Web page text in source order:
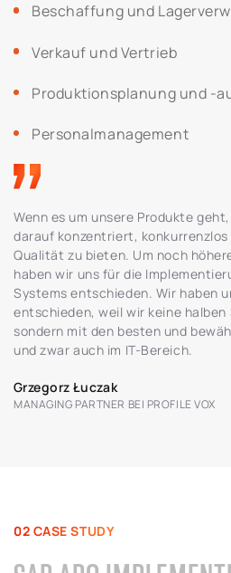
Beschaffung und
Verkauf und Vertrieb
Produktionsplanung und -
Personalmanagement
Wenn es um unsere Produkte
darauf konzentriert,
Qualität zu bieten. Um noch
haben wir uns für die
Systems entschieden. Wir haben
entschieden, weil wir keine halben
sondern mit den besten und
und zwar auch im IT-Bereich.
Grzegorz Łuczak
MANAGING PARTNER BEI PROFILE VOX
02 CASE STUDY